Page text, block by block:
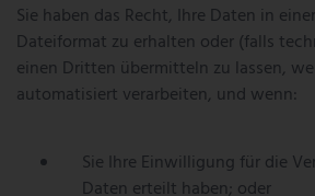
Sie haben das Recht, Ihre Daten in
Dateiformat zu erhalten oder (falls
einen Dritten übermitteln zu lassen,
automatisiert verarbeiten, und wenn:
Sie Ihre Einwilligung für die
Daten erteilt haben; oder